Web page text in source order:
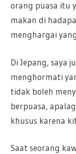
orang puasa itu
makan di
menghargai
Di Jepang, saya
menghormati
tidak boleh
berpuasa,
khusus karena
Saat seorang